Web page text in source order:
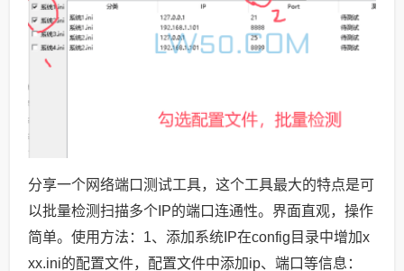
分享一个网络端口测试工具，这个工具最大的特点是可
以批量检测扫描多个IP的端口连通性。界面直观，操作
简单。使用方法：1、添加系统IP在config目录中增加x
xx.ini的配置文件，配置文件中添加ip、端口等信息：